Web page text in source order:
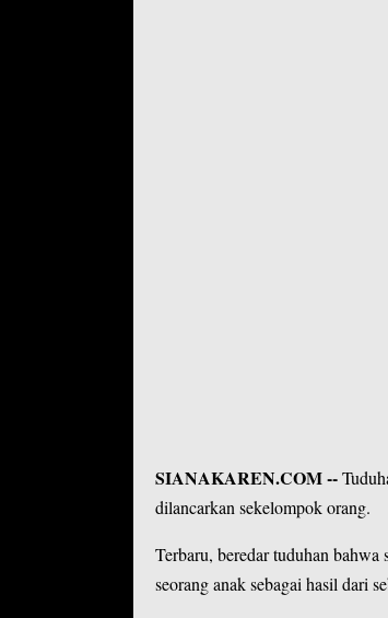
SIANAKAREN.COM--
dilancarkan sekelompok orang.
Terbaru, beredar tuduhan
seorang anak sebagai hasil dari